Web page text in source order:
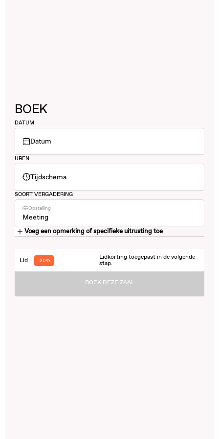
BOEK
DATUM
Datum
UREN
Tijdschema
SOORT VERGADERING
Opstelling
Meeting
Voeg een opmerking of specifieke uitrusting toe
Lid -20%
Lidkorting toegepast in de volgende
stap.
BOEK DEZE ZAAL